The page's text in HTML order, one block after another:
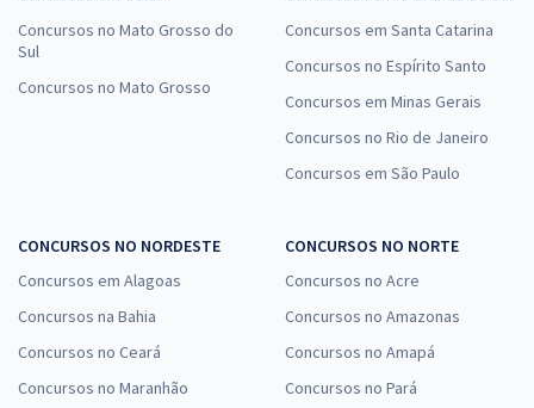
Concursos no Mato Grosso do
Sul
Concursos no Mato Grosso
Concursos em Santa Catarina
Concursos no Espírito Santo
Concursos em Minas Gerais
Concursos no Rio de Janeiro
Concursos em São Paulo
CONCURSOS NO NORDESTE
Concursos em Alagoas
Concursos na Bahia
Concursos no Ceará
Concursos no Maranhão
CONCURSOS NO NORTE
Concursos no Acre
Concursos no Amazonas
Concursos no Amapá
Concursos no Pará